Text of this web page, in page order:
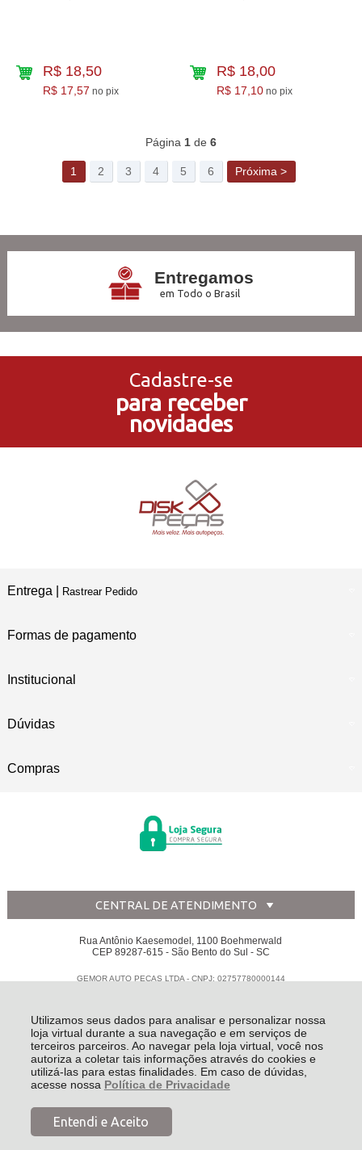
Utilizamos seus dados para analisar e personalizar nossa
loja virtual durante a sua navegação e em serviços de
terceiros parceiros. Ao navegar pela loja virtual, você nos
autoriza a coletar tais informações através do cookies e
utilizá-las para estas finalidades. Em caso de dúvidas,
acesse nossa Política de Privacidade
Entendi e Aceito
R$ 18,50
R$ 17,57 no pix
R$ 18,00
R$ 17,10 no pix
Página 1de 6
1 2 3 4 5 6 Próxima >
Entregamos
em Todo o Brasil
no Cartão de Crédito
5% de Desconto
no Pagamento PIX
Em Nossas Lojas Físicas
Cadastre-se
para receber
novidades
Entrega | Rastrear Pedido
Formas de pagamento
Institucional
Dúvidas
Compras
CENTRAL DE ATENDIMENTO
Rua Antônio Kaesemodel, 1100 Boehmerwald
CEP 89287-615 - São Bento do Sul - SC
GEMOR AUTO PECAS LTDA - CNPJ: 02757780000144